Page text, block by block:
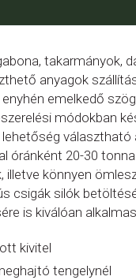
takarmányok,
anyagok
emelkedő
módokban
választható
óránként 20-30
illetve könnyen
csigák silók
is kiválóan
kivitel
tengelynél